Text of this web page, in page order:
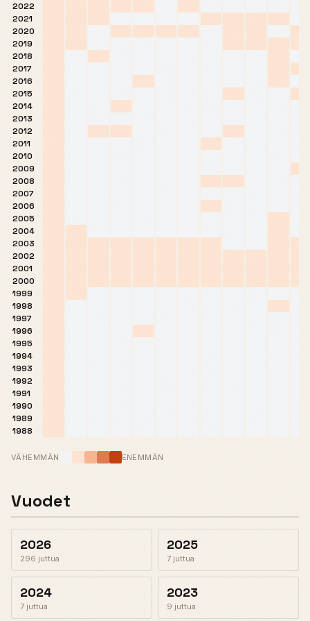
2022
2021
2020
2019
2018
2017
2016
2015
2014
2013
2012
2011
2010
2009
2008
2007
2006
2005
2004
2003
2002
2001
2000
1999
1998
1997
1996
1995
1994
1993
1992
1991
1990
1989
1988
VÄHEMMÄN ENEMMÄN
Vuodet
2026
296 juttua
2025
7 juttua
2024
7 juttua
2023
9 juttua